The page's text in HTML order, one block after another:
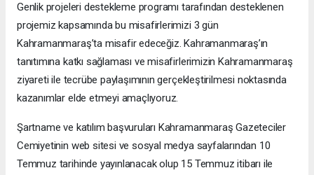
Genlik projeleri destekleme programı tarafından desteklenen
projemiz kapsamında bu misafirlerimizi 3 gün
Kahramanmaraş’ta misafir edeceğiz. Kahramanmaraş’ın
tanıtımına katkı sağlaması ve misafirlerimizin Kahramanmaraş
ziyareti ile tecrübe paylaşımının gerçekleştirilmesi noktasında
kazanımlar elde etmeyi amaçlıyoruz.
Şartname ve katılım başvuruları Kahramanmaraş Gazeteciler
Cemiyetinin web sitesi ve sosyal medya sayfalarından 10
Temmuz tarihinde yayınlanacak olup 15 Temmuz itibarı ile